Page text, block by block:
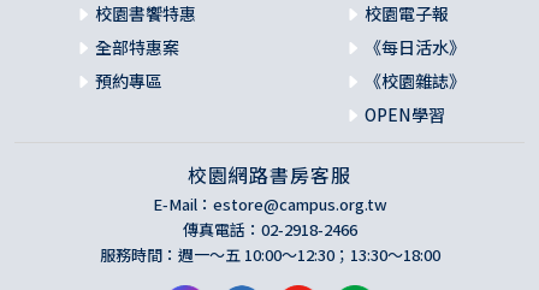
校園書饗特惠
全部特惠案
預約專區
校園電子報
《每日活水》
《校園雜誌》
OPEN學習
校園網路書房客服
E-Mail： estore@campus.org.tw
傳真電話：02-2918-2466
服務時間：週一～五 10:00～12:30；13:30～18:00